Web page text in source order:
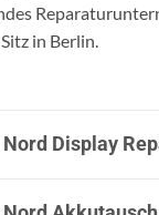
in Berlin.
Display